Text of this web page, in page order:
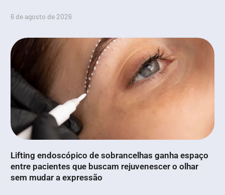
6 de agosto de 2026
Lifting endoscópico de sobrancelhas ganha espaço
entre pacientes que buscam rejuvenescer o olhar
sem mudar a expressão